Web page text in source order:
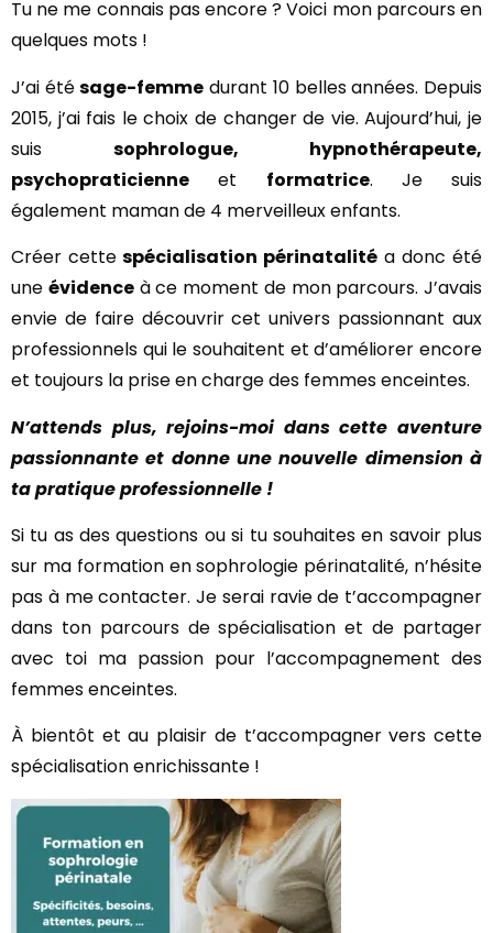
Tu ne me connais pas encore ? Voici mon parcours en
quelques mots !
J’ai étésage-femme durant 10 belles années. Depuis
2015, j’ai fais le choix de changer de vie. Aujourd’hui, je
suis sophrologue, hypnothérapeute,
psychopraticienne et formatrice. Je suis
également maman de 4 merveilleux enfants.
Créer cette spécialisation périnatalité a donc été
une évidenceà ce moment de mon parcours. J’avais
envie de faire découvrir cet univers passionnant aux
professionnels qui le souhaitent et d’améliorer encore
et toujours la prise en charge des femmes enceintes.
N’attends plus, rejoins-moi dans cette aventure
passionnante et donne une nouvelle dimension à
ta pratique professionnelle !
Si tu as des questions ou si tu souhaites en savoir plus
sur ma formation en sophrologie périnatalité, n’hésite
pas à me contacter. Je serai ravie de t’accompagner
dans ton parcours de spécialisation et de partager
avec toi ma passion pour l’accompagnement des
femmes enceintes.
À bientôt et au plaisir de t’accompagner vers cette
spécialisation enrichissante !